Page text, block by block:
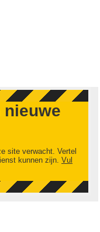
nieuwe
site verwacht. Vertel
kunnen zijn. Vul